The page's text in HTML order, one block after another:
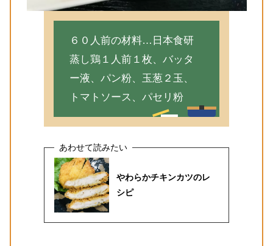
６０人前の材料…日本食研
蒸し鶏１人前１枚、バッタ
ー液、パン粉、玉葱２玉、
トマトソース、パセリ粉
やわらかチキンカツのレ
シピ